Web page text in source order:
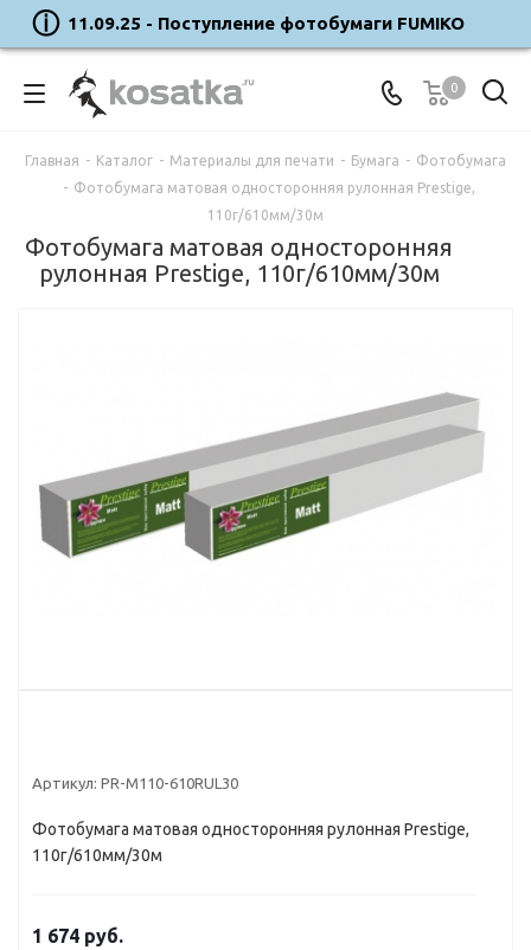
11.09.25 - Поступление фотобумаги FUMIKO
0
Главная - Каталог - Материалы для печати - Бумага - Фотобумага
- Фотобумага матовая односторонняя рулонная Prestige,
110г/610мм/30м
Фотобумага матовая односторонняя
рулонная Prestige, 110г/610мм/30м
Артикул: PR-M110-610RUL30
Фотобумага матовая односторонняя рулонная Prestige,
110г/610мм/30м
1 674 руб.